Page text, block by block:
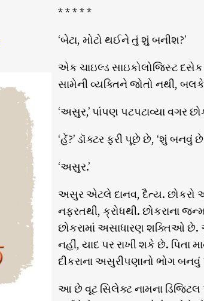
* * * * *
‘બેટા, મોટો થઈને તું શું બનીશ?’
એક ચાઇલ્ડ સાઇકોલોજિસ્ટ દસેક
સામેની વ્યક્તિને જોતો નથી,
‘અસુર,’ પાંપણ પટપટાવ્યા વગર
‘હેં?’ ડૉક્ટર ફરી પૂછે છે, ‘શું બનવું છે
‘અસુર.’
અસુર એટલે દાનવ, દૈત્ય. છોકરો
નફરતથી, ક્રોધથી. છોકરાના
છોકરામાં અસાધારણ શક્તિઓ છે.
નહીં, યાદ પર રાખી શકે છે. પિતા
દીકરાના અસુરીપણાનો ભોગ
આ છે વૂટ સિલેક્ટ નામના ડિજિટલ